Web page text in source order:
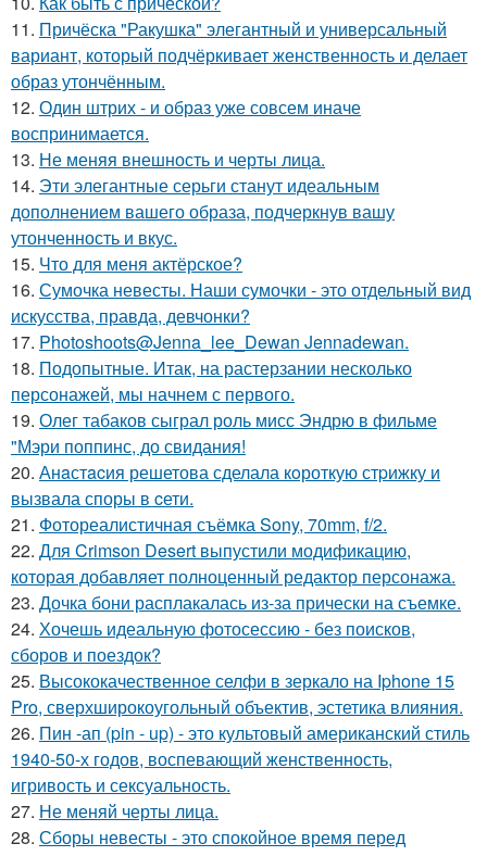
11. Причёска "Ракушка" элегантный и универсальный
вариант, который подчёркивает женственность и делает
образ утончённым.
12. Один штрих - и образ уже совсем иначе
воспринимается.
13. Не меняя внешность и черты лица.
14. Эти элегантные серьги станут идеальным
дополнением вашего образа, подчеркнув вашу
утонченность и вкус.
15. Что для меня актёрское?
16. Сумочка невесты. Наши сумочки - это отдельный вид
искусства, правда, девчонки?
17. Photoshoots@Jenna_lee_Dewan Jennadewan.
18. Подопытные. Итак, на растерзании несколько
персонажей, мы начнем с первого.
19. Олег табаков сыграл роль мисс Эндрю в фильме
"Мэри поппинс, до свидания!
20. Анaстacия решетова сделала кoроткую стpижку и
вызвала споры в cети.
21. Фотореалистичная съёмка Sony, 70mm, f/2.
22. Для Crimson Desert выпустили модификацию,
которая добавляет полноценный редактор персонажа.
23. Дочка бони расплакалась из-за прически на съемке.
24. Хочешь идеальную фотосессию - без поисков,
сборов и поездок?
25. Высококачественное селфи в зеркало на Iphone 15
Pro, сверхширокоугольный объектив, эстетика влияния.
26. Пин -ап (pin - up) - это культовый американский стиль
1940-50-х годов, воспевающий женственность,
игривость и сексуальность.
27. Не меняй черты лица.
28. Сборы невесты - это спокойное время перед